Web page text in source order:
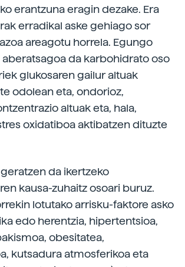
erantzuna eragin dezake. Era
erradikal aske gehiago sor
areagotu horrela. Egungo
da karbohidrato oso
glukosaren gailur altuak
odolean eta, ondorioz,
altuak eta, hala,
oxidatiboa aktibatzen dituzte
da ikertzeko
kausa-zuhaitz osoari buruz.
lotutako arrisku-faktore asko
edo herentzia, hipertentsioa,
obesitatea,
kutsadura atmosferikoa eta